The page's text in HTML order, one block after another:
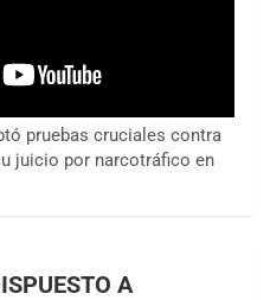
pruebas cruciales contra
juicio por narcotráfico en
A